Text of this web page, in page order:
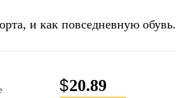
и как повседневную обувь.
$20.89